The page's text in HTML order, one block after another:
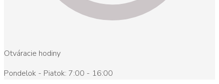
Otváracie hodiny
Pondelok - Piatok: 7:00 - 16:00